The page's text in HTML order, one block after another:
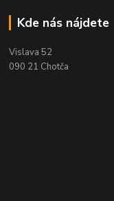
Kde nás nájdete
Vislava 52
090 21 Chotča